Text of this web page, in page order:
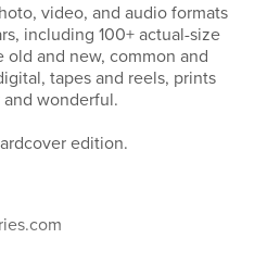
video, and audio formats
including 100+ actual-size
old and new, common and
tapes and reels, prints
wonderful.
edition.